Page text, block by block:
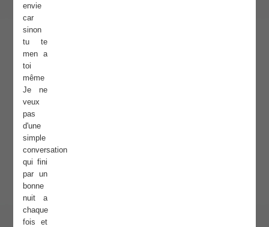
envie
car
sinon
tu te
men a
toi
même
Je ne
veux
pas
d'une
simple
conversation
qui fini
par un
bonne
nuit a
chaque
fois et